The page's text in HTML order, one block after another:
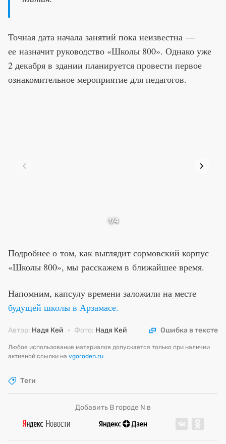
Точная дата начала занятий пока неизвестна —
ее назначит руководство «Школы 800». Однако уже
2 декабря в здании планируется провести первое
ознакомительное мероприятие для педагогов.
1/4
Подробнее о том, как выглядит сормовский корпус
«Школы 800», мы расскажем в ближайшее время.
Напомним, капсулу времени заложили на месте
будущей школы в Арзамасе.
Автор: Надя Кей · Фото: Надя Кей Ошибка в тексте
Любое использование материалов допускается только при наличии
активной ссылки на vgoroden.ru
Теги
Добавить В городе N в